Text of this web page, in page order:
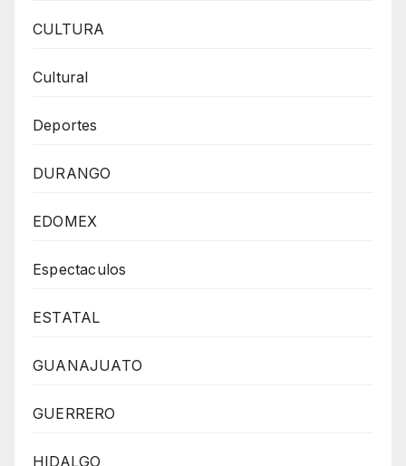
CULTURA
Cultural
Deportes
DURANGO
EDOMEX
Espectaculos
ESTATAL
GUANAJUATO
GUERRERO
HIDALGO